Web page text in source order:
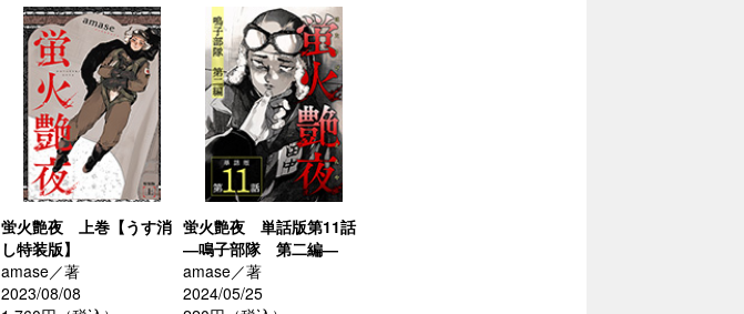
蛍火艶夜 上巻【うす消
し特装版】
amase／著
2023/08/08
蛍火艶夜 単話版第11話
―鳴子部隊 第二編―
amase／著
2024/05/25